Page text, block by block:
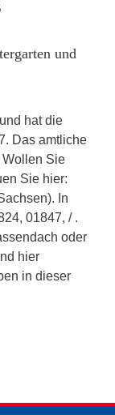
und
hat die
Das amtliche
Wollen Sie
Sie hier:
In
01847, / .
oder
hier
in dieser